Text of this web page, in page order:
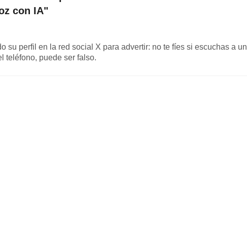
con IA"
su perfil en la red social X para advertir: no te fíes si escuchas a un
teléfono, puede ser falso.